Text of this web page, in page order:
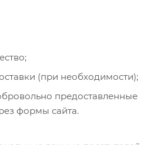
(при необходимости);
предоставленные
формы сайта.